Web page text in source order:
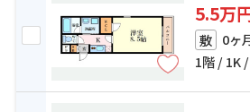
5.5万
敷 0ヶ
1階 / 1K